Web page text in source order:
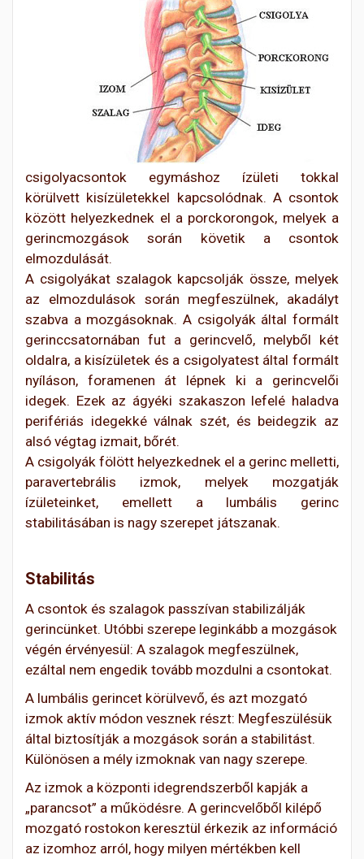
csigolyacsontok egymáshoz ízületi tokkal
körülvett kisízületekkel kapcsolódnak. A csontok
között helyezkednek el a porckorongok, melyek a
gerincmozgások során követik a csontok
elmozdulását.
A csigolyákat szalagok kapcsolják össze, melyek
az elmozdulások során megfeszülnek, akadályt
szabva a mozgásoknak. A csigolyák által formált
gerinccsatornában fut a gerincvelő, melyből két
oldalra, a kisízületek és a csigolyatest által formált
nyíláson, foramenen át lépnek ki a gerincvelői
idegek. Ezek az ágyéki szakaszon lefelé haladva
perifériás idegekké válnak szét, és beidegzik az
alsó végtag izmait, bőrét.
A csigolyák fölött helyezkednek el a gerinc melletti,
paravertebrális izmok, melyek mozgatják
ízületeinket, emellett a lumbális gerinc
stabilitásában is nagy szerepet játszanak.
Stabilitás
A csontok és szalagok passzívan stabilizálják
gerincünket. Utóbbi szerepe leginkább a mozgások
végén érvényesül: A szalagok megfeszülnek,
ezáltal nem engedik tovább mozdulni a csontokat.
A lumbális gerincet körülvevő, és azt mozgató
izmok aktív módon vesznek részt: Megfeszülésük
által biztosítják a mozgások során a stabilitást.
Különösen a mély izmoknak van nagy szerepe.
Az izmok a központi idegrendszerből kapják a
„parancsot” a működésre. A gerincvelőből kilépő
mozgató rostokon keresztül érkezik az információ
az izomhoz arról, hogy milyen mértékben kell